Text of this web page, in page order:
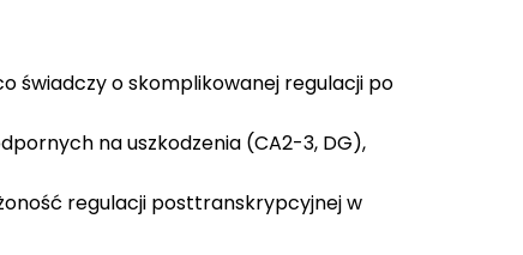
świadczy o skomplikowanej regulacji po
na uszkodzenia (CA2-3, DG),
regulacji posttranskrypcyjnej w